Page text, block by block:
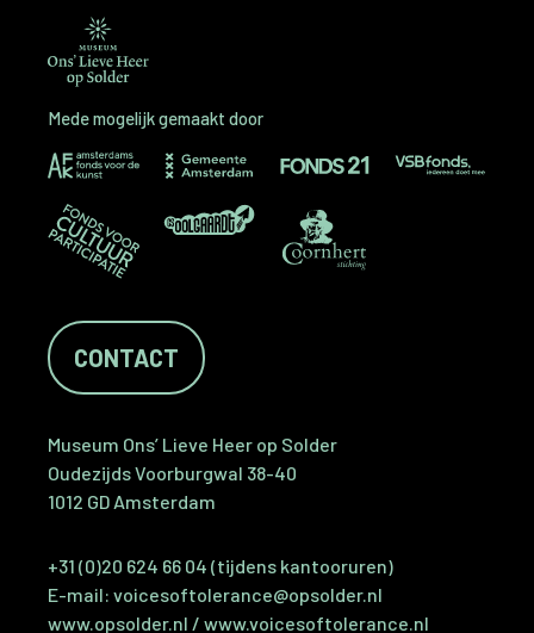
Mede mogelijk gemaakt door
CONTACT
Museum Ons’ Lieve Heer op Solder
Oudezijds Voorburgwal 38-40
1012 GD Amsterdam
+31 (0)20 624 66 04 (tijdens kantooruren)
E-mail: voicesoftolerance@opsolder.nl
www.opsolder.nl / www.voicesoftolerance.nl